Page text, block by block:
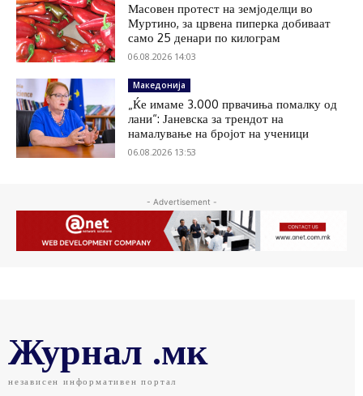
Масовен протест на земјоделци во
Муртино, за црвена пиперка добиваат
само 25 денари по килограм
06.08.2026 14:03
Македонија
„Ќе имаме 3.000 првачиња помалку од
лани“: Јаневска за трендот на
намалување на бројот на ученици
06.08.2026 13:53
- Advertisement -
Журнал .мк
независен информативен портал